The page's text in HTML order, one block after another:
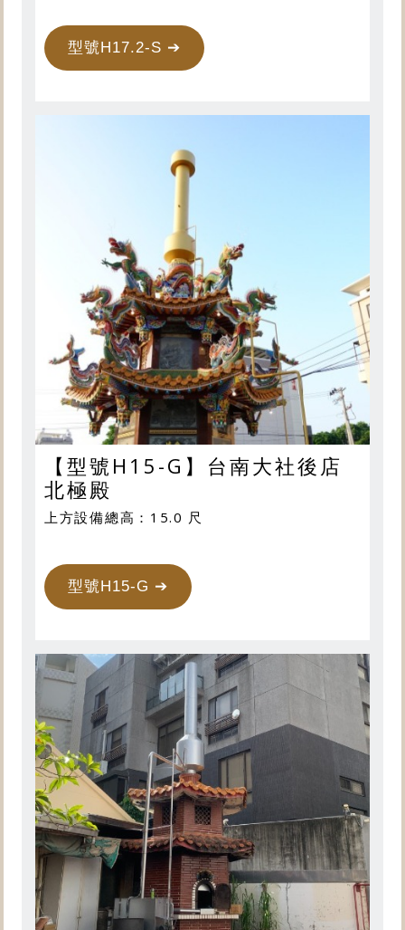
型號H17.2-S ➔
【型號H15-G】台南大社後店
北極殿
上方設備總高：15.0 尺
型號H15-G ➔